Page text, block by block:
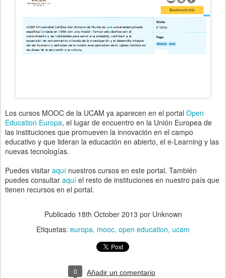
Los cursos MOOC de la UCAM ya aparecen en el portal Open
Education Europa, el lugar de encuentro en la Unión Europea de
las instituciones que promueven la innovación en el campo
educativo y que lideran la educación en abierto, el e-Learning y las
nuevas tecnologías.
Puedes visitar aquí nuestros cursos en este portal. También
puedes consultar aquí el resto de instituciones en nuestro país que
tienen recursos en el portal.
Publicado 18th October 2013 por Unknown
Etiquetas: europa mooc open education ucam
0 Añadir un comentario